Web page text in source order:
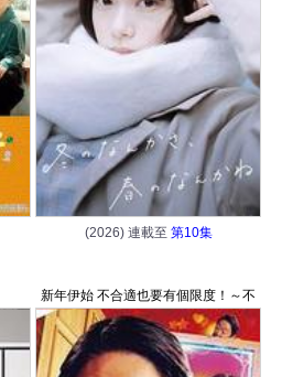
(2026) 連載至 第10集
新年伊始 不合適也要有個限度！～不
能認真聊聊嗎？～